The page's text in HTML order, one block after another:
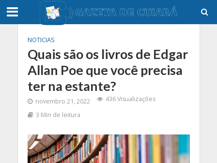
NOTICIAS
Quais são os livros de Edgar
Allan Poe que você precisa
ter na estante?
novembro 21, 2022
436 Visualizações
3 Min de leitura